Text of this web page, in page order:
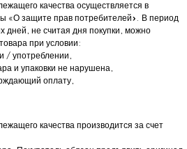
качества осуществляется в
«О защите прав потребителей». В период
дней, не считая дня покупки, можно
при условии:
/ употреблении,
и упаковки не нарушена,
оплату,
качества производится за счет